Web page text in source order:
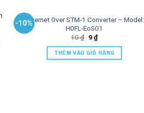
-10%Ethernet Over STM-1 Converter – Model:
H0FL-EoS01
10₫ 9₫
THÊM VÀO GIỎ HÀNG